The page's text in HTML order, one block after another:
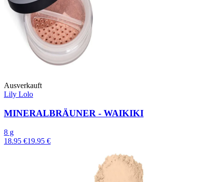
Ausverkauft
Lily Lolo
MINERALBRÄUNER - WAIKIKI
8 g
18.95 €19.95 €